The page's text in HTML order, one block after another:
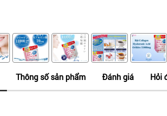
Thông số sản phẩm Đánh giá Hỏi